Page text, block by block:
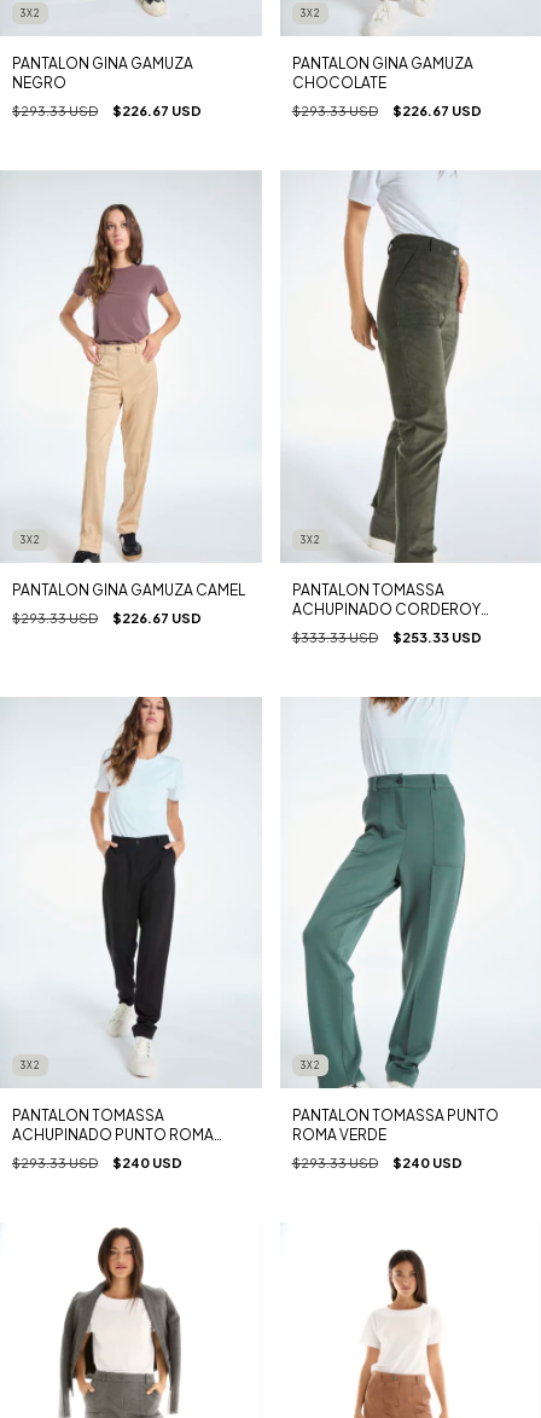
3X2
PANTALON GINA GAMUZA
NEGRO
$293.33 USD $226.67 USD
3X2
PANTALON GINA GAMUZA
CHOCOLATE
$293.33 USD $226.67 USD
3X2
PANTALON GINA GAMUZA CAMEL
$293.33 USD $226.67 USD
3X2
PANTALON TOMASSA
ACHUPINADO CORDEROY
VERDE
$333.33 USD $253.33 USD
3X2
PANTALON TOMASSA
ACHUPINADO PUNTO ROMA
NEGRO
$293.33 USD $240 USD
3X2
PANTALON TOMASSA PUNTO
ROMA VERDE
$293.33 USD $240 USD